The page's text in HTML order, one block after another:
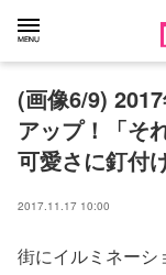
(画像6/9)
アップ！「そ
可愛さに釘付
2017.11.17 10:00
街にイルミネーシ